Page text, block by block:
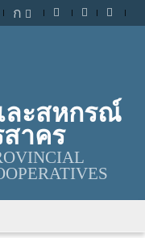
ก
ละสหกรณ์
าคร